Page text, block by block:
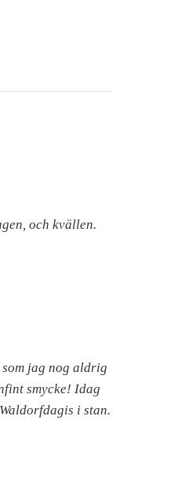
och kvällen.
jag nog aldrig
smycke! Idag
i stan.